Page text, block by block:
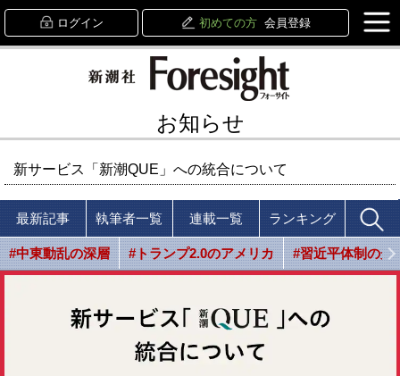
ログイン 初めての方 会員登録
お知らせ
新サービス「新潮QUE」への統合について
最新記事 執筆者一覧 連載一覧 ランキング
#中東動乱の深層 #トランプ2.0のアメリカ #習近平体制の光